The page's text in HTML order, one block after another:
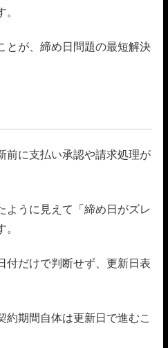
とが、締め日問題の最短解決
前に支払い承認や請求処理が
ように見えて「締め日がズレ
付だけで判断せず、更新日表
約期間自体は更新日で進むこ